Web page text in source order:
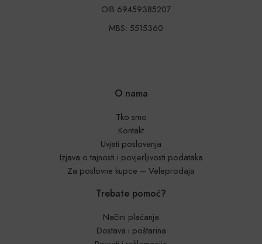
OIB 69459385207
MBS: 5515360
O nama
Tko smo
Kontakt
Uvjeti poslovanja
Izjava o tajnosti i povjerljivosti podataka
Za poslovne kupce – Veleprodaja
Trebate pomoć?
Načini plaćanja
Dostava i poštarina